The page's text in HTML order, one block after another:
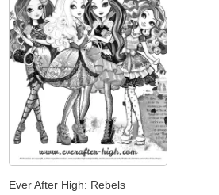
Ever After High: Rebels